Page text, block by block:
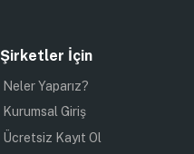
Şirketler İçin
Neler Yaparız?
Kurumsal Giriş
Ücretsiz Kayıt Ol